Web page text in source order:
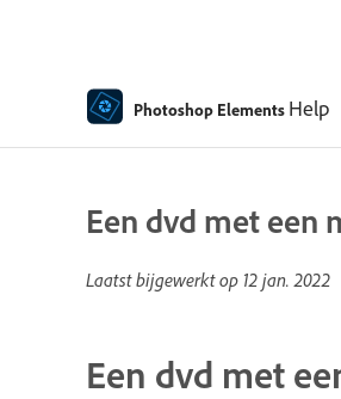
Photoshop Elements Help
Een dvd met een
Laatst bijgewerkt op 12 jan. 2022
Een dvd met